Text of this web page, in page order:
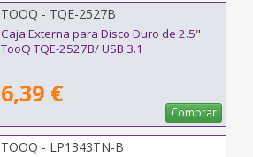
TOOQ - TQE-2527B
Caja Externa para Disco Duro de 2.5"
TooQ TQE-2527B/ USB 3.1
6,39 €
Comprar
TOOQ - LP1343TN-B